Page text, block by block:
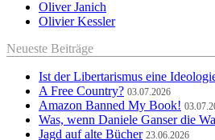
Oliver Janich
Olivier Kessler
Neueste Beiträge
Ist der Libertarismus eine
A Free Country? 03.07.2026
Amazon Banned My Book!
Was, wenn Daniele Ganser die
Jagd auf alte Bücher 23.06.2026